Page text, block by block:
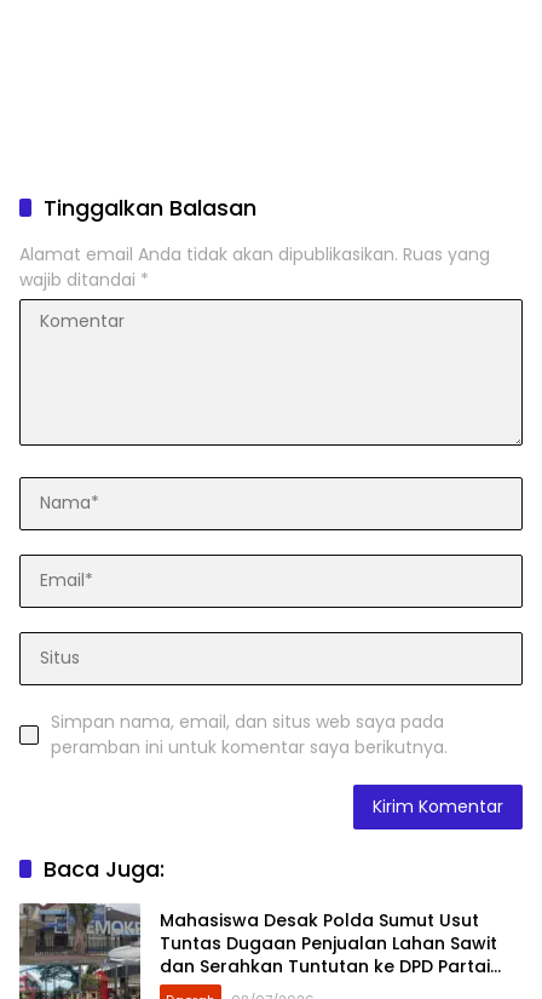
Tinggalkan Balasan
Alamat email Anda tidak akan dipublikasikan. Ruas yang
wajib ditandai *
Simpan nama, email, dan situs web saya pada
peramban ini untuk komentar saya berikutnya.
Baca Juga:
Mahasiswa Desak Polda Sumut Usut
Tuntas Dugaan Penjualan Lahan Sawit
dan Serahkan Tuntutan ke DPD Partai
Demokrat Sumut